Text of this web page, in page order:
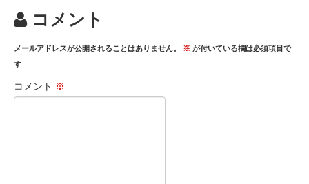
コメント
メールアドレスが公開されることはありません。 ※ が付いている欄は必須項目で
す
コメント ※